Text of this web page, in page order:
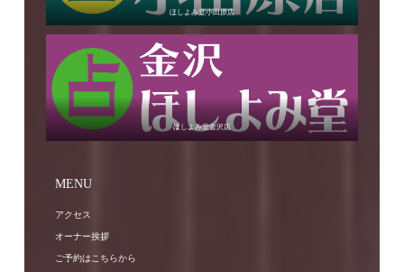
ほしよみ堂小田原店
ほしよみ堂金沢店
MENU
アクセス
オーナー挨拶
ご予約はこちらから